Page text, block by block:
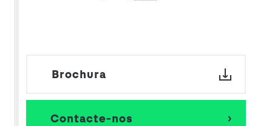
Brochura
Contacte-nos